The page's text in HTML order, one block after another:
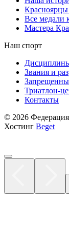
Красноярцы
Все медали
Мастера
Наш спорт
Звания и
Триатлон-
Контакты
© 2026 Федерация
Хостинг Beget